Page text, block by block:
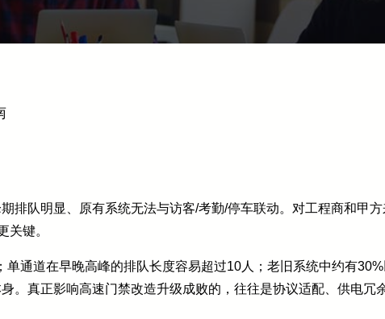
排队明显、原有系统无法与访客/考勤/停车联动。对工程商和甲方
关键。
通道在早晚高峰的排队长度容易超过10人；老旧系统中约有30%
。真正影响高速门禁改造升级成败的，往往是协议适配、供电冗